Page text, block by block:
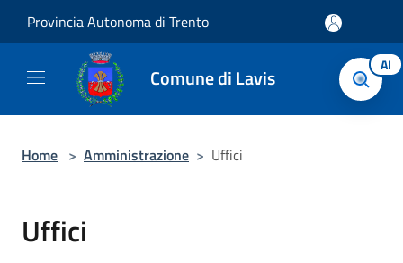
Provincia Autonoma di Trento
Comune di Lavis AI
Home > Amministrazione > Uffici
Uffici